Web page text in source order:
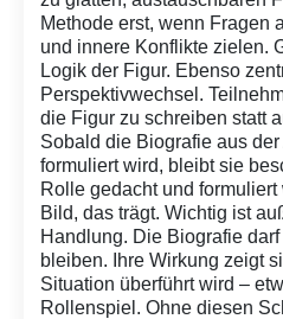
Methode erst, wenn Fragen
und innere Konflikte zielen.
Logik der Figur. Ebenso
Perspektivwechsel.
die Figur zu schreiben statt
Sobald die Biografie aus
formuliert wird, bleibt sie
Rolle gedacht und
Bild, das trägt. Wichtig ist
Handlung. Die Biografie
bleiben. Ihre Wirkung zeigt
Situation überführt wird –
Rollenspiel. Ohne diesen